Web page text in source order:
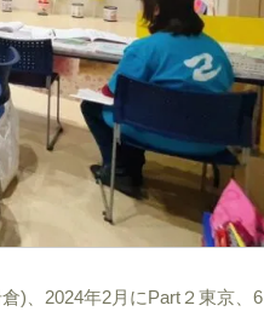
)、2024年2月にPart２東京、6